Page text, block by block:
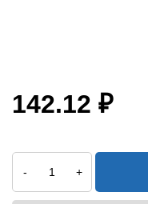
142.12 ₽
- +